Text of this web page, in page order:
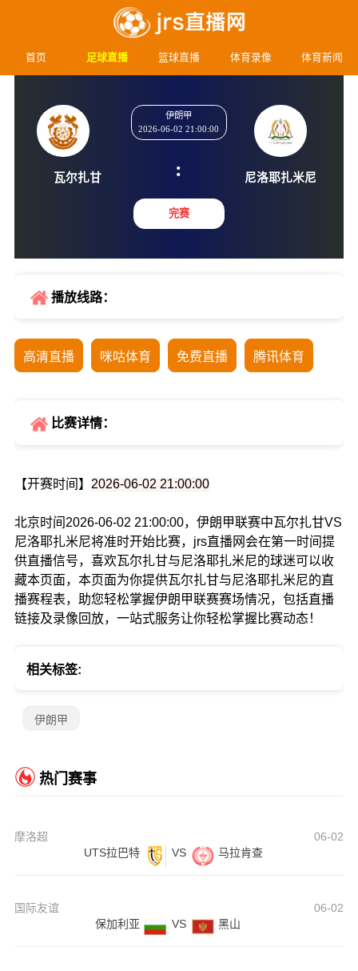
首页 足球直播 篮球直播 体育录像 体育新闻
伊朗甲
2026-06-02 21:00:00
:
完赛
播放线路：
高清直播 咪咕体育 免费直播 腾讯体育
比赛详情：
【开赛时间】 2026-06-02 21:00:00
北京时间2026-06-02 21:00:00，伊朗甲联赛中瓦尔扎甘VS
尼洛耶扎米尼将准时开始比赛，jrs直播网会在第一时间提
供直播信号，喜欢瓦尔扎甘与尼洛耶扎米尼的球迷可以收
藏本页面，本页面为你提供瓦尔扎甘与尼洛耶扎米尼的直
播赛程表，助您轻松掌握伊朗甲联赛赛场情况，包括直播
链接及录像回放，一站式服务让你轻松掌握比赛动态！
相关标签:
伊朗甲
热门赛事
摩洛超
06-02
UTS拉巴特
VS 马拉肯查
国际友谊
06-02
保加利亚
VS 黑山